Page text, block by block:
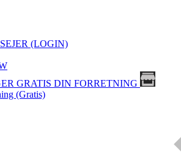
(LOGIN)
GRATIS DIN FORRETNING
(Gratis)